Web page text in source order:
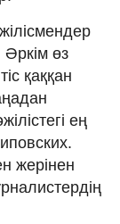
өз
қаққан
ең
жерінен